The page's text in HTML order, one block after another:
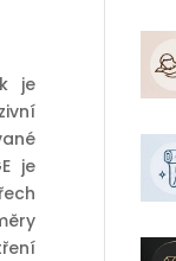
je
je